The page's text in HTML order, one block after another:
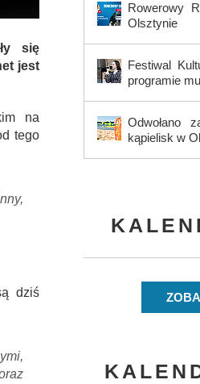
się
jest
na
tego
dziś
Rowerowy
Olsztynie
Festiwal
programie
Odwołano
kąpielisk w